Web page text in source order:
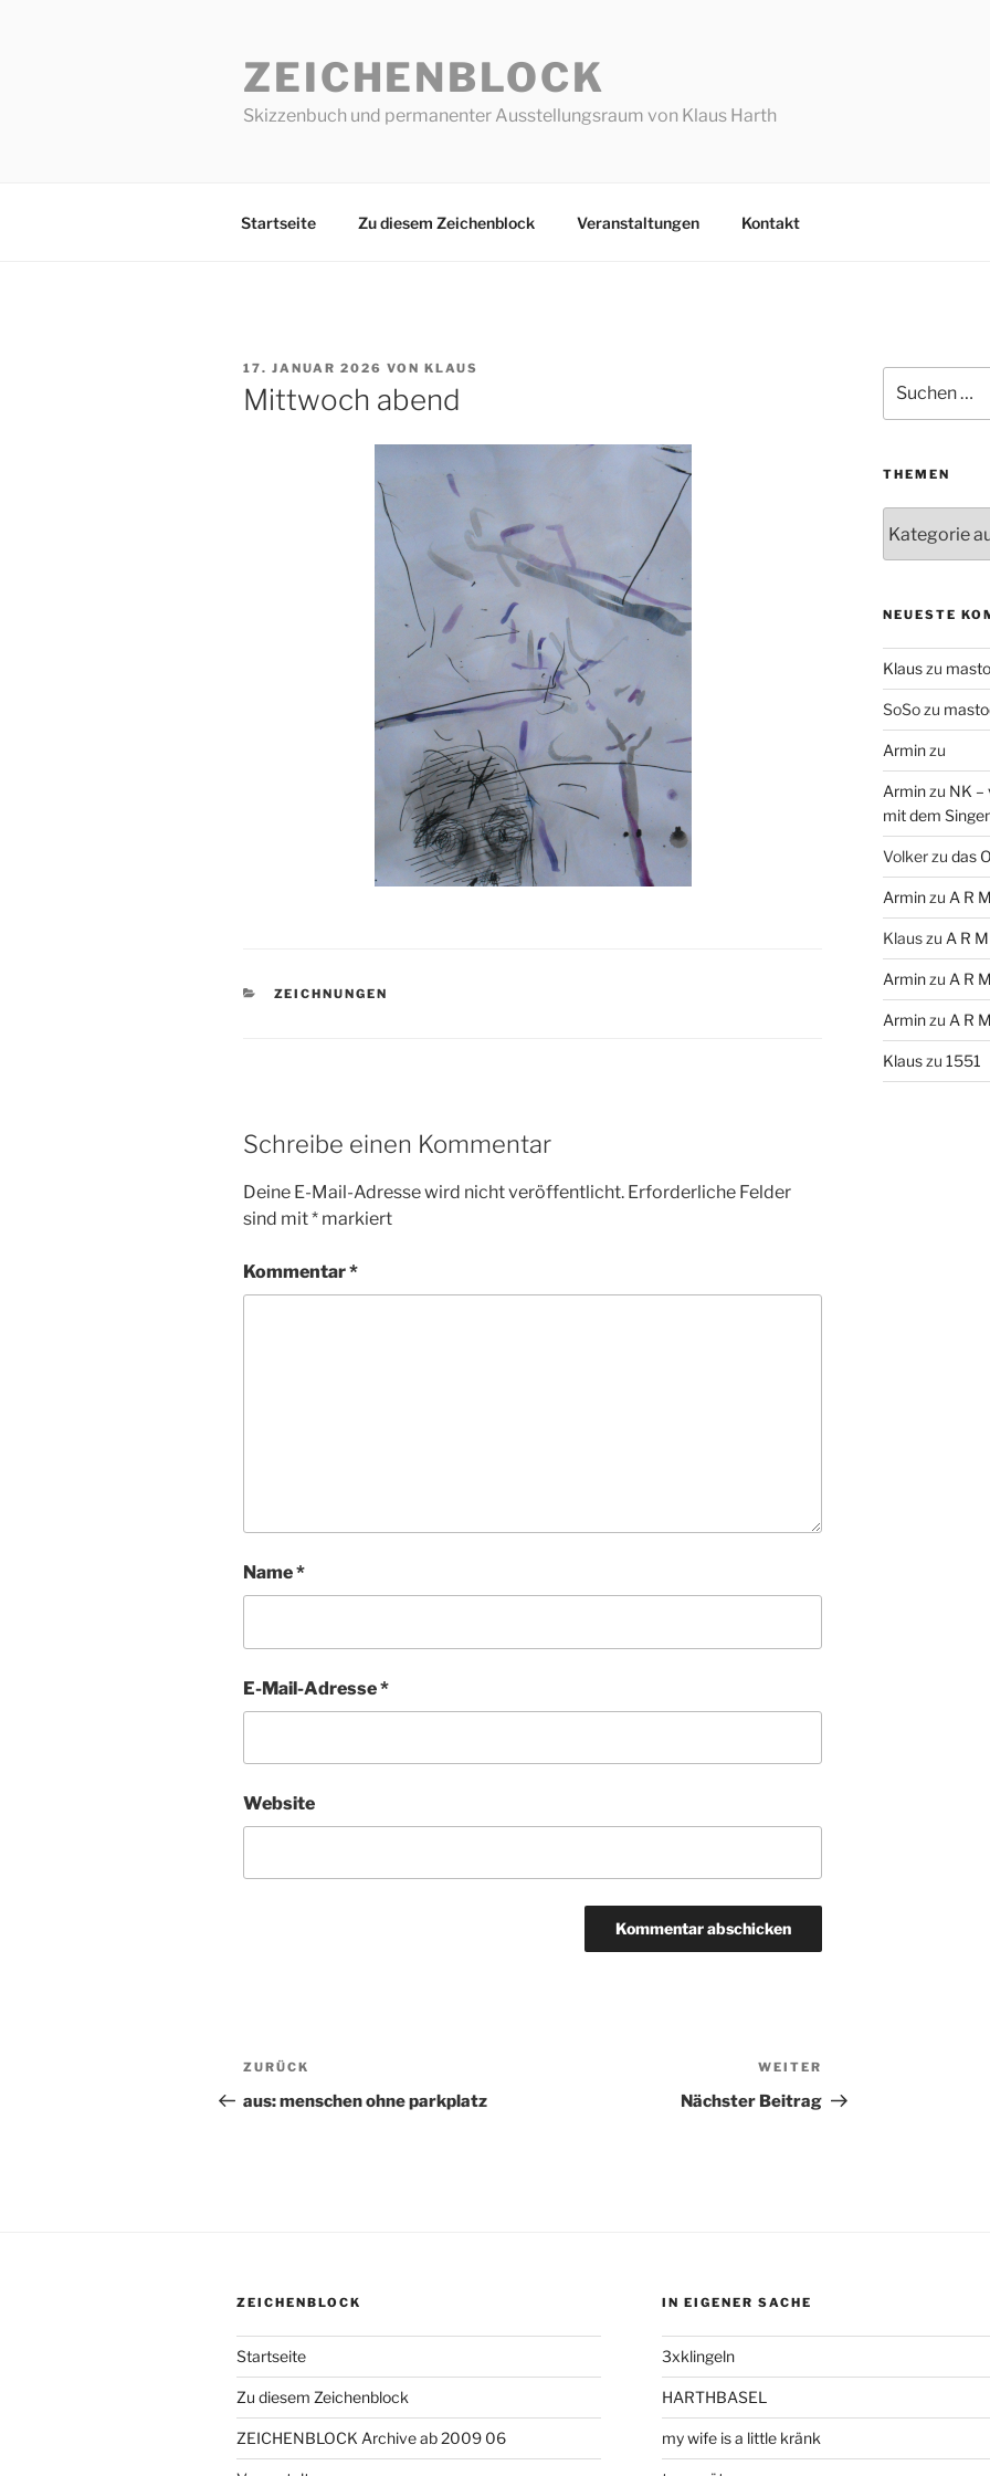
ZEICHENBLOCK
Skizzenbuch und permanenter Ausstellungsraum von Klaus Harth
Startseite Zu diesem Zeichenblock Veranstaltungen Kontakt
VERÖFFENTLICHT
AM
17. JANUAR 2026 VON KLAUS
Mittwoch abend
KATEGORIEN
ZEICHNUNGEN
Schreibe einen Kommentar
Deine E-Mail-Adresse wird nicht veröffentlicht. Erforderliche Felder
sind mit* markiert
Kommentar*
Name*
E-Mail-Adresse*
Website
Beitragsnavigation
Vorheriger
Beitrag
ZURÜCK
aus: menschen ohne parkplatz
Beitrag
WEITER
Nächster Beitrag
nach:
THEMEN
NEUESTE
Klauszu
SoSozu
Arminzu
Arminzu NK –
mit dem
Volkerzu das
Arminzu A R
Klauszu A R
Arminzu A R
Arminzu A R
Klauszu 1551
ZEICHENBLOCK
Startseite
Zu diesem Zeichenblock
ZEICHENBLOCK Archive ab 2009 06
IN EIGENER SACHE
3xklingeln
HARTHBASEL
my wife is a little kränk